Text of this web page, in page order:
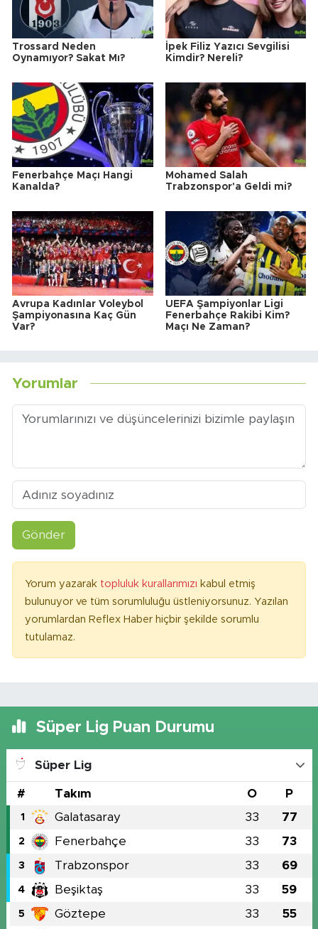
Trossard Neden
Oynamıyor? Sakat Mı?
İpek Filiz Yazıcı Sevgilisi
Kimdir? Nereli?
Fenerbahçe Maçı Hangi
Kanalda?
Mohamed Salah
Trabzonspor'a Geldi mi?
Avrupa Kadınlar Voleybol
Şampiyonasına Kaç Gün
Var?
UEFA Şampiyonlar Ligi
Fenerbahçe Rakibi Kim?
Maçı Ne Zaman?
Yorumlar
Gönder
Yorum yazarak topluluk kurallarımızı kabul etmiş
bulunuyor ve tüm sorumluluğu üstleniyorsunuz. Yazılan
yorumlardan Reflex Haber hiçbir şekilde sorumlu
tutulamaz.
Süper Lig Puan Durumu
Süper Lig
# Takım O P
1 Galatasaray 33 77
2 Fenerbahçe 33 73
3 Trabzonspor 33 69
4 Beşiktaş 33 59
5 Göztepe 33 55